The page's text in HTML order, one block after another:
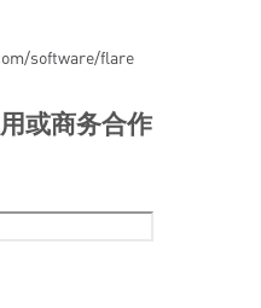
software/flare
或商务合作